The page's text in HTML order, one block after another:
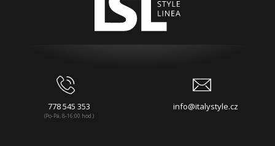
778 545 353
(Po-Pá, 8-16:00 hod.)
info@italystyle.cz